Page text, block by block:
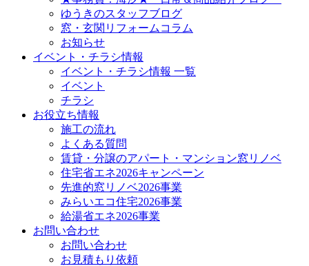
ゆうきのスタッフブログ
窓・玄関リフォームコラム
お知らせ
イベント・チラシ情報
イベント・チラシ情報 一覧
イベント
チラシ
お役立ち情報
施工の流れ
よくある質問
賃貸・分譲のアパート・マンション窓リノベ
住宅省エネ2026キャンペーン
先進的窓リノベ2026事業
みらいエコ住宅2026事業
給湯省エネ2026事業
お問い合わせ
お問い合わせ
お見積もり依頼